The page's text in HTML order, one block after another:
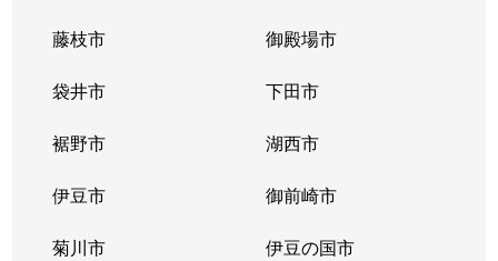
藤枝市 御殿場市
袋井市 下田市
裾野市 湖西市
伊豆市 御前崎市
菊川市 伊豆の国市